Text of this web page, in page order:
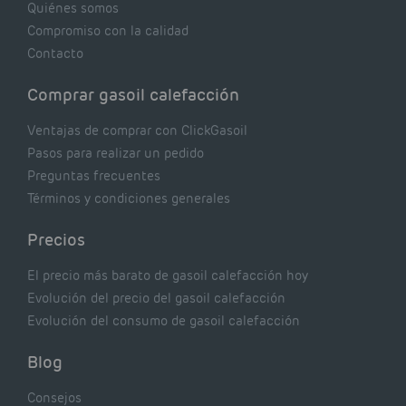
Quiénes somos
Compromiso con la calidad
Contacto
Comprar gasoil calefacción
Ventajas de comprar con ClickGasoil
Pasos para realizar un pedido
Preguntas frecuentes
Términos y condiciones generales
Precios
El precio más barato de gasoil calefacción hoy
Evolución del precio del gasoil calefacción
Evolución del consumo de gasoil calefacción
Blog
Consejos